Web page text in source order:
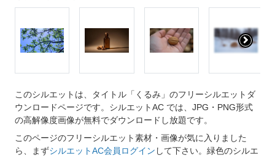
このシルエットは、タイトル「くるみ」のフリーシルエットダ
ウンロードページです。シルエットAC では、JPG・PNG形式
の高解像度画像が無料でダウンロードし放題です。
このページのフリーシルエット素材・画像が気に入りました
ら、まずシルエットAC会員ログイン して下さい。緑色のシルエ